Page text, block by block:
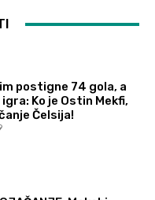
postigne 74 gola, a
Ko je Ostin Mekfi,
Čelsija!